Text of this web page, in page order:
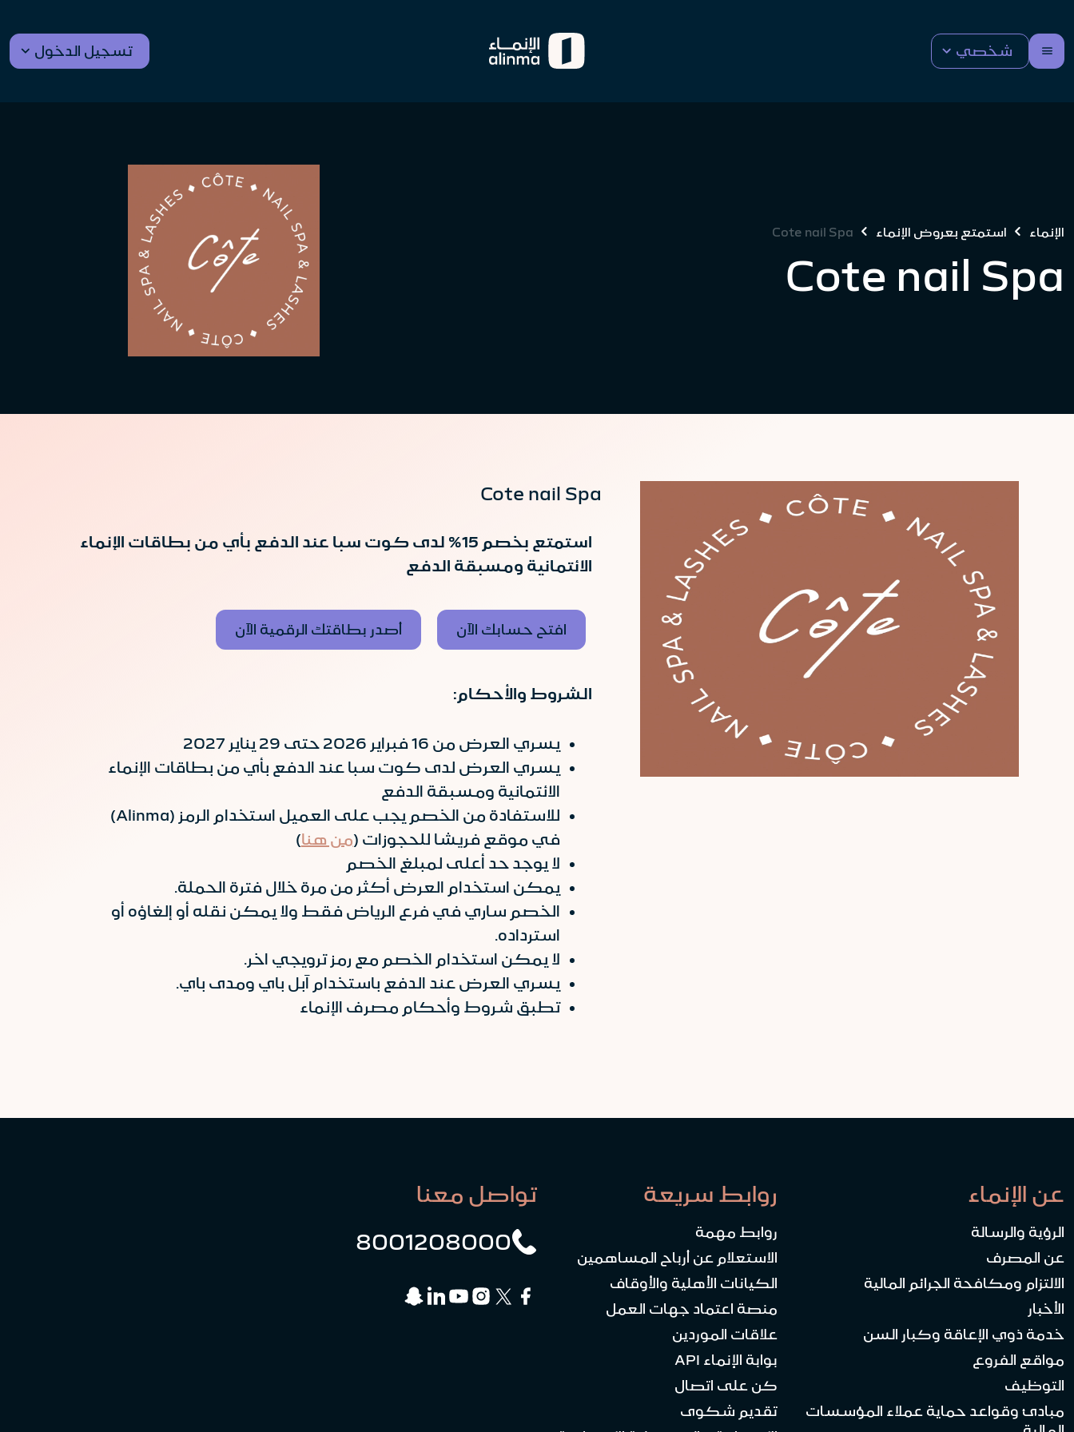
شخصي تسجيل الدخول
الإنماء استمتع بعروض الإنماء Cote nail Spa
Cote nail Spa
Cote nail Spa
استمتع بخصم 15% لدى كوت سبا عند الدفع بأي من بطاقات الإنماء
الائتمانية ومسبقة الدفع
افتح حسابك الآن أصدر بطاقتك الرقمية الآن
الشروط والأحكام:
يسري العرض من 16 فبراير 2026 حتى 29 يناير 2027
يسري العرض لدى كوت سبا عند الدفع بأي من بطاقات الإنماء
الائتمانية ومسبقة الدفع
للاستفادة من الخصم يجب على العميل استخدام الرمز (Alinma)
في موقع فريشا للحجوزات (من هنا)
لا يوجد حد أعلى لمبلغ الخصم
يمكن استخدام العرض أكثر من مرة خلال فترة الحملة.
الخصم ساري في فرع الرياض فقط ولا يمكن نقله أو إلغاؤه أو
استرداده.
لا يمكن استخدام الخصم مع رمز ترويجي اخر.
يسري العرض عند الدفع باستخدام آبل باي ومدى باي.
تطبق شروط وأحكام مصرف الإنماء
عن الإنماء
الرؤية والرسالة
عن المصرف
الالتزام ومكافحة الجرائم المالية
الأخبار
خدمة ذوي الإعاقة وكبار السن
مواقع الفروع
التوظيف
مبادئ وقواعد حماية عملاء المؤسسات
روابط سريعة
روابط مهمة
الاستعلام عن أرباح المساهمين
الكيانات الأهلية والأوقاف
منصة اعتماد جهات العمل
علاقات الموردين
بوابة الإنماء API
كن على اتصال
تقديم شكوى
تواصل معنا
8001208000